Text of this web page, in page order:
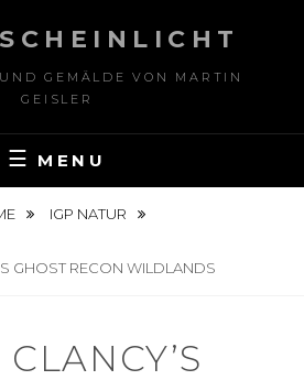
GEMÄLDE VON MARTIN
GEISLER
MENU
IGP NATUR
GHOST RECON WILDLANDS